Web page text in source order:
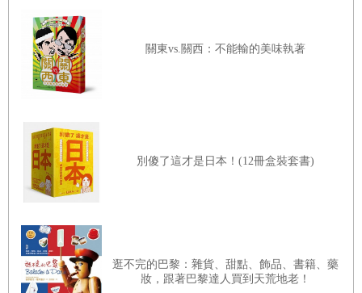
在這兩條街上皆是典型的店面，如果往西邊其他中
大型的城市探索，你會遇見更多好吃的食物，即使你和
我的口味不同，就如同你可能不會比我更喜歡章魚燒。
如夢似幻的東京，是個五光十色、大放文學、電影
異采的城市；是個到處都有烤雞肉串店的城市；是個孩
專賣店的服務品質都比美國高級餐廳還要好的城市。這
是個沒有犯罪死角、沒有髒污灰塵或難吃食物的大型城
市？聽起來比較像是小說中的烏托邦，而非地球上的一
關東vs.關西：不能輸的美味執著
別傻了這才是日本！(12冊盒裝套書)
逛不完的巴黎：雜貨、甜點、飾品、書籍、藥
妝，跟著巴黎達人買到天荒地老！